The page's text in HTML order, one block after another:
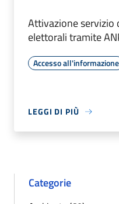
Attivazione servizio
elettorali tramite
Accesso all'informazione
LEGGI DI PIÙ
Categorie